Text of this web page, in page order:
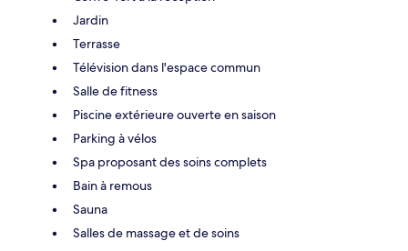
Jardin
Terrasse
Télévision dans l'espace commun
Salle de fitness
Piscine extérieure ouverte en saison
Parking à vélos
Spa proposant des soins complets
Bain à remous
Sauna
Salles de massage et de soins